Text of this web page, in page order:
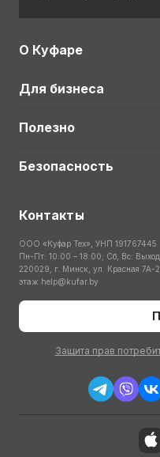
О Куфаре
Для бизнеса
Полезно
Безопасность
Контакты
ООО «Куфар Тех», УНП 191767445
Пн-Пт: 10:00 – 18:00; Сб, Вс:
220029, г. Минск, ул. Красная 7А-
этаж help@kufar.by
Защита прав